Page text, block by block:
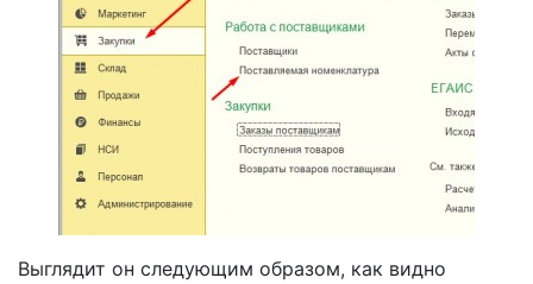
Выглядит он следующим образом, как видно